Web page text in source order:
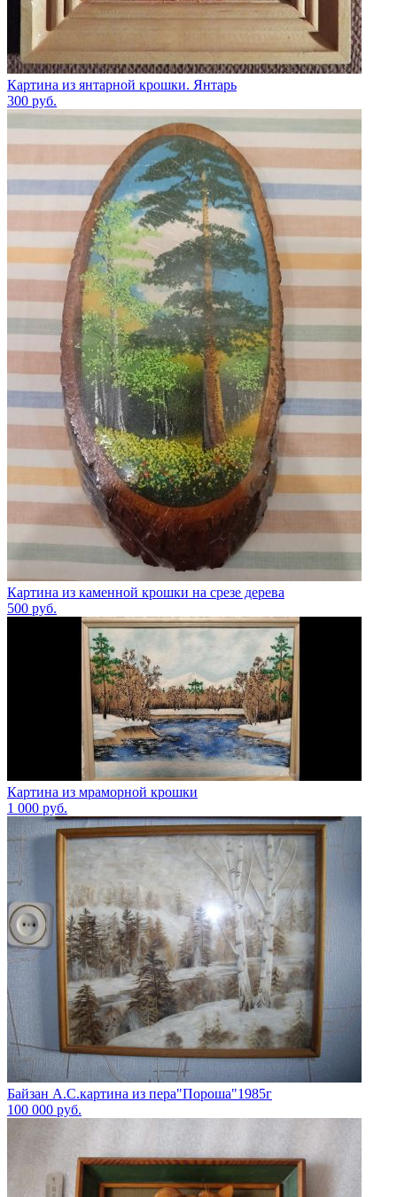
Картина из янтарной крошки. Янтарь
300 руб.
Картина из каменной крошки на срезе дерева
500 руб.
Картина из мраморной крошки
1 000 руб.
Байзан А.С.картина из пера"Пороша"1985г
100 000 руб.